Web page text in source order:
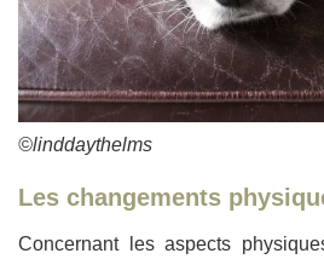
©linddaythelms
Les changements
Concernant les aspects